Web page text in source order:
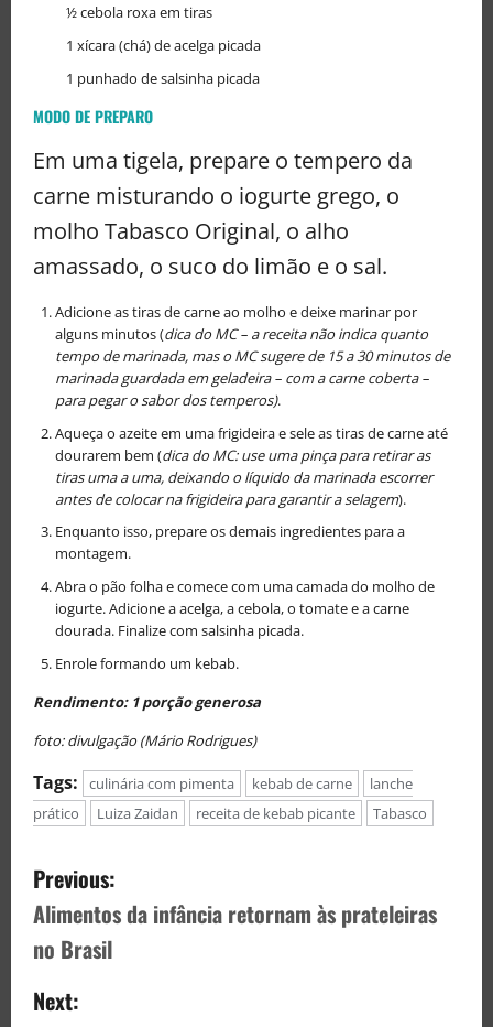
½ cebola roxa em tiras
1 xícara (chá) de acelga picada
1 punhado de salsinha picada
MODO DE PREPARO
Em uma tigela, prepare o tempero da
carne misturando o iogurte grego, o
molho Tabasco Original, o alho
amassado, o suco do limão e o sal.
Adicione as tiras de carne ao molho e deixe marinar por
alguns minutos (dica do MC – a receita não indica quanto
tempo de marinada, mas o MC sugere de 15 a 30 minutos de
marinada guardada em geladeira – com a carne coberta –
para pegar o sabor dos temperos).
Aqueça o azeite em uma frigideira e sele as tiras de carne até
dourarem bem (dica do MC: use uma pinça para retirar as
tiras uma a uma, deixando o líquido da marinada escorrer
antes de colocar na frigideira para garantir a selagem).
Enquanto isso, prepare os demais ingredientes para a
montagem.
Abra o pão folha e comece com uma camada do molho de
iogurte. Adicione a acelga, a cebola, o tomate e a carne
dourada. Finalize com salsinha picada.
Enrole formando um kebab.
Rendimento: 1 porção generosa
foto: divulgação (Mário Rodrigues)
Tags: culinária com pimenta kebab de carne
lanche
prático
Luiza Zaidan receita de kebab picante Tabasco
Previous:
Alimentos da infância retornam às prateleiras
no Brasil
Next: